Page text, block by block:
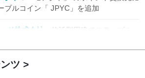
ブルコイン「 JPYC」を追加
ド株式会社
信託型円建てステーブル
ツ